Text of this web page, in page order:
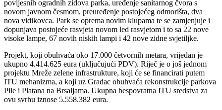
povijesnih ogradnih zidova parka, uređenje sanitarnog čvora s
novom javnom česmom, preuređenje postojećeg odmorišta, dva
nova vidikovca. Park se oprema novim klupama te se zamjenjuje i
dopunjava postojeće rasvjeta novom led rasvjetom i to sa 22 nove
visoke lampe, 67 novih niskih lampi i 42 nove zidne svjetiljke.
Projekt, koji obuhvaća oko 17.000 četvornih metara, vrijedan je
ukupno 4.414.625 eura (uključujući PDV). Riječ je o još jednom
projektu Mreže zelene infrastrukture, koji će se financirati putem
ITU mehanizma, a koji uz Gradac obuhvaća rekonstrukcije parkova
Pile i Platana na Brsaljama. Ukupna bespovratna ITU sredstva za
ovu svrhu iznose 5.558.382 eura.